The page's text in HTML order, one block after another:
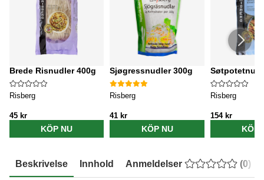
Brede Risnudler 400g
Risberg
45 kr
KÖP NU
Sjøgressnudler 300g
Risberg
41 kr
KÖP NU
Risberg
154 kr
KÖP
Beskrivelse Innhold Anmeldelser (0)